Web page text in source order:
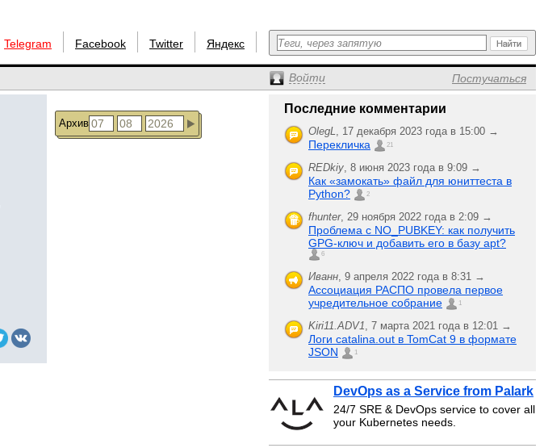
Telegram Facebook Twitter Яндекс
Войти Постучаться
Архив
Последние комментарии
OlegL, 17 декабря 2023 года в 15:00 →
Перекличка 21
REDkiy, 8 июня 2023 года в 9:09 →
Как «замокать» файл для юниттеста в
Python?
2
fhunter, 29 ноября 2022 года в 2:09 →
Проблема с NO_PUBKEY: как получить
GPG-ключ и добавить его в базу apt?
6
Иванн, 9 апреля 2022 года в 8:31 →
Ассоциация РАСПО провела первое
учредительное собрание
1
Kiri11.ADV1, 7 марта 2021 года в 12:01 →
Логи catalina.out в TomCat 9 в формате
JSON
1
DevOps as a Service from Palark
24/7 SRE & DevOps service to cover all
your Kubernetes needs.